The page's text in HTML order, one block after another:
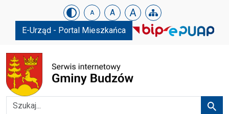
Urząd Gminy w Budzowie
Skip menu A A A
E-Urząd - Portal Mieszkańca
Szukaj